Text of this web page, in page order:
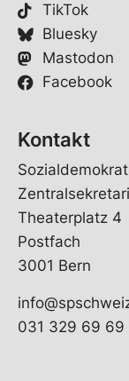
TikTok
Bluesky
Mastodon
Facebook
Kontakt
Theaterplatz 4
Postfach
3001 Bern
031 329 69 69